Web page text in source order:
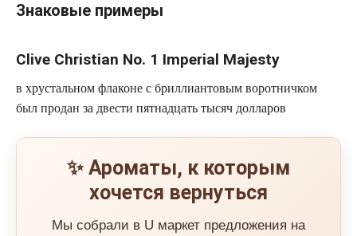
Знаковые примеры
Clive Christian No. 1 Imperial Majesty
в хрустальном флаконе с бриллиантовым воротничком
был продан за двести пятнадцать тысяч долларов
✨ Ароматы, к которым
хочется вернуться
Мы собрали в U маркет предложения на